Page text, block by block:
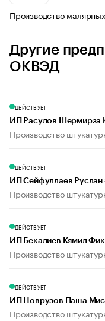
Производство
Другие
ОКВЭД
ДЕЙСТВУЕТ
ИП Расулов Шермирза
Производство
ДЕЙСТВУЕТ
ИП Сейфуллаев
Производство
ДЕЙСТВУЕТ
ИП Бекалиев Кямил
Производство
ДЕЙСТВУЕТ
ИП Новрузов Паша
Производство